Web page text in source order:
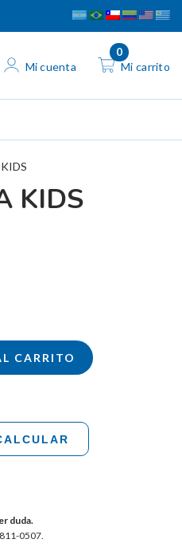
Mi cuenta Mi carrito
0
KIDS
duda.
0507.